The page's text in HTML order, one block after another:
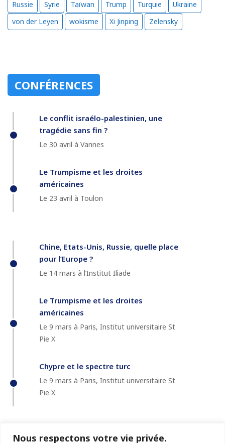
Nous respectons votre vie privée.
Russie
Syrie Taïwan Trump Turquie
Ukraine
von der Leyen
wokisme Xi Jinping Zelensky
CONFÉRENCES
Le conflit israélo-palestinien, une
tragédie sans fin ?
Le 30 avril à Vannes
Le Trumpisme et les droites
américaines
Le 23 avril à Toulon
Chine, Etats-Unis, Russie, quelle place
pour l’Europe ?
Le 14 mars à l’Institut Iliade
Le Trumpisme et les droites
américaines
Le 9 mars à Paris, Institut universitaire St
Pie X
Chypre et le spectre turc
Le 9 mars à Paris, Institut universitaire St
Pie X